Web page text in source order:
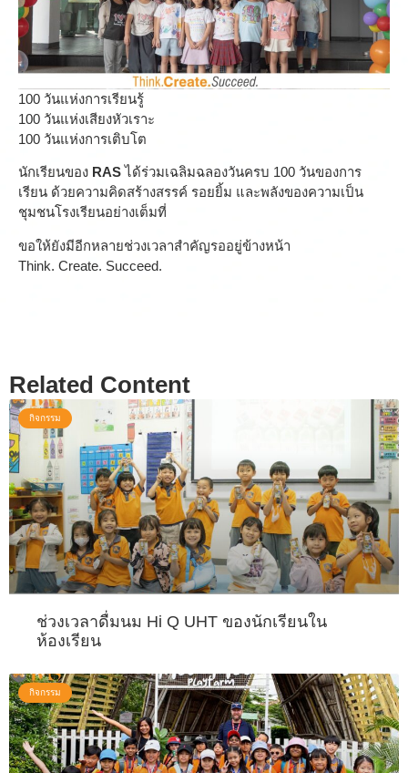
100 วันแห่งการเรียนรู้
100 วันแห่งเสียงหัวเราะ
100 วันแห่งการเติบโต
นักเรียนของ RASได้ร่วมเฉลิมฉลองวันครบ 100 วันของการ
เรียน ด้วยความคิดสร้างสรรค์ รอยยิ้ม และพลังของความเป็น
ชุมชนโรงเรียนอย่างเต็มที่
ขอให้ยังมีอีกหลายช่วงเวลาสำคัญรออยู่ข้างหน้า
Think. Create. Succeed.
Related Content
กิจกรรม
ช่วงเวลาดื่มนม Hi Q UHT ของนักเรียนใน
ห้องเรียน
กิจกรรม